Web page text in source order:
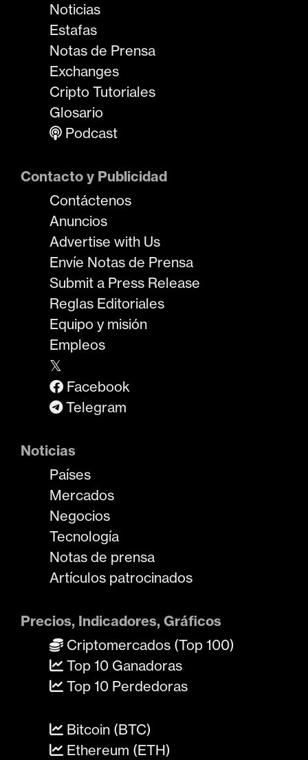
Noticias
Estafas
Notas de Prensa
Exchanges
Cripto Tutoriales
Glosario
Podcast
Contacto y Publicidad
Contáctenos
Anuncios
Advertise with Us
Envíe Notas de Prensa
Submit a Press Release
Reglas Editoriales
Equipo y misión
Empleos
𝕏
Facebook
Telegram
Noticias
Países
Mercados
Negocios
Tecnología
Notas de prensa
Artículos patrocinados
Precios, Indicadores, Gráficos
Criptomercados (Top 100)
Top 10 Ganadoras
Top 10 Perdedoras
Bitcoin (BTC)
Ethereum (ETH)